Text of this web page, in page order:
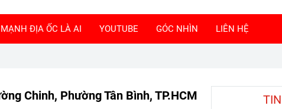
MẠNH ĐỊA ỐC LÀ AI YOUTUBE GÓC NHÌN LIÊN HỆ
Chinh, Phường Tân Bình, TP.HCM